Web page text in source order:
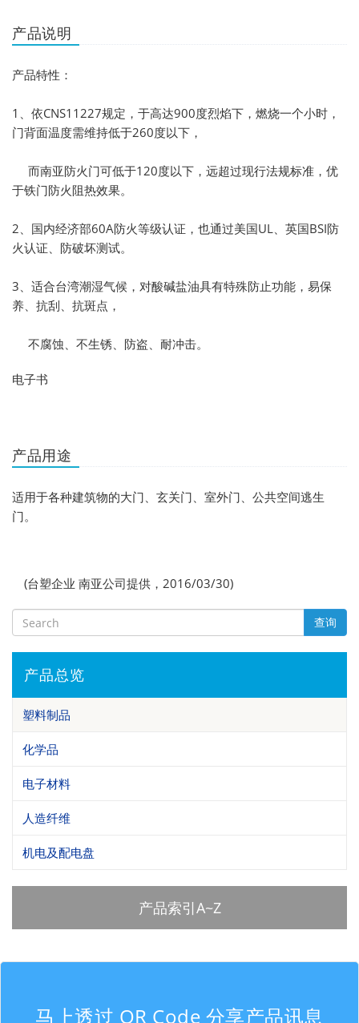
产品说明
产品特性：
1、依CNS11227规定，于高达900度烈焰下，燃烧一个小时，
门背面温度需维持低于260度以下，
而南亚防火门可低于120度以下，远超过现行法规标准，优
于铁门防火阻热效果。
2、国内经济部60A防火等级认证，也通过美国UL、英国BSI防
火认证、防破坏测试。
3、适合台湾潮湿气候，对酸碱盐油具有特殊防止功能，易保
养、抗刮、抗斑点，
不腐蚀、不生锈、防盗、耐冲击。
电子书
产品用途
适用于各种建筑物的大门、玄关门、室外门、公共空间逃生
门。
(台塑企业 南亚公司提供，2016/03/30)
查询
产品总览
塑料制品
化学品
电子材料
人造纤维
机电及配电盘
产品索引A~Z
马上透过 QR Code 分享产品讯息